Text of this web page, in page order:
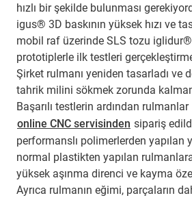
hızlı bir şekilde bulunması
igus® 3D baskının yüksek hızı ve
mobil raf üzerinde SLS tozu iglidur®
prototiplerle ilk testleri
Şirket rulmanı yeniden tasarladı ve
tahrik milini sökmek zorunda
Başarılı testlerin ardından rulmanlar
online CNC servisinden sipariş
performanslı polimerlerden yapılan
normal plastikten yapılan
yüksek aşınma direnci ve kayma
Ayrıca rulmanın eğimi, parçaların